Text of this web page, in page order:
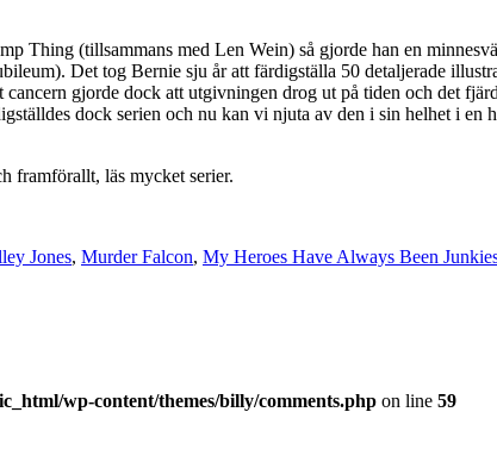
Thing (tillsammans med Len Wein) så gjorde han en
Det tog Bernie sju år att färdigställa 50 detaljerade
gjorde dock att utgivningen drog ut på tiden och det
dock serien och nu kan vi njuta av den i sin helhet i en
framförallt, läs mycket serier.
Jones, Murder Falcon, My Heroes Have Always Been
wp-content/themes/billy/comments.php on line 59